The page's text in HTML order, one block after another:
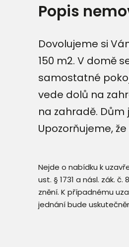
Popis
Dovolujeme si
150 m2. V domě
samostatné
vede dolů na
na zahradě.
Upozorňujeme,
Nejde o nabídku k
ust. § 1731 a násl. zák.
znění. K případnému
jednání bude